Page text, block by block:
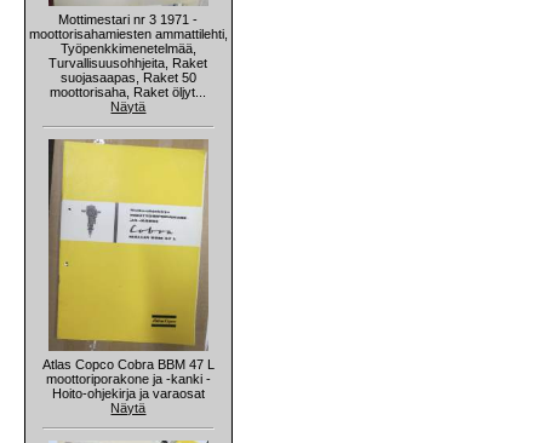
Mottimestari nr 3 1971 -
moottorisahamiesten ammattilehti,
Työpenkkimenetelmää,
Turvallisuusohhjeita, Raket
suojasaapas, Raket 50
moottorisaha, Raket öljyt...
Näytä
Atlas Copco Cobra BBM 47 L
moottoriporakone ja -kanki -
Hoito-ohjekirja ja varaosat
Näytä